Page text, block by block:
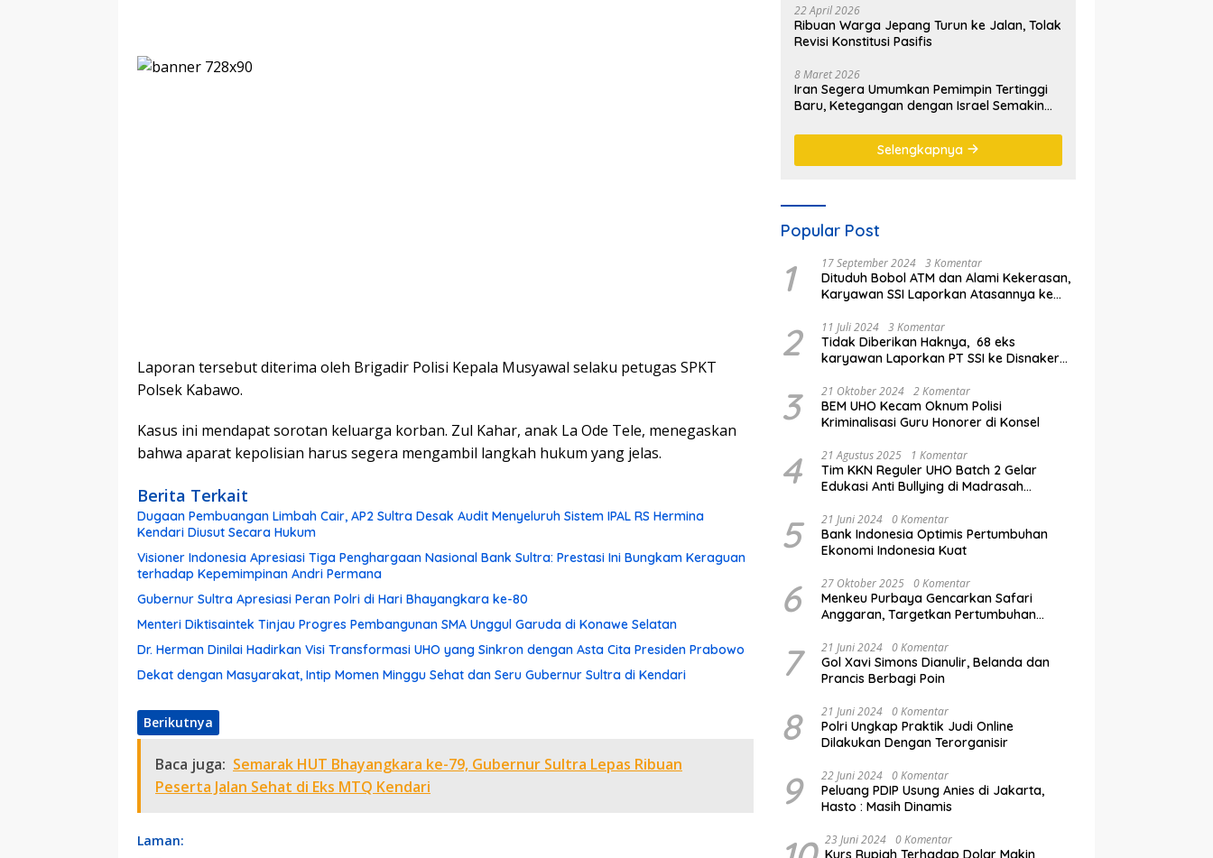
Laporan tersebut diterima oleh Brigadir Polisi Kepala Musyawal selaku petugas SPKT
Polsek Kabawo.
Kasus ini mendapat sorotan keluarga korban. Zul Kahar, anak La Ode Tele, menegaskan
bahwa aparat kepolisian harus segera mengambil langkah hukum yang jelas.
Berita Terkait
Dugaan Pembuangan Limbah Cair, AP2 Sultra Desak Audit Menyeluruh Sistem IPAL RS Hermina
Kendari Diusut Secara Hukum
Visioner Indonesia Apresiasi Tiga Penghargaan Nasional Bank Sultra: Prestasi Ini Bungkam Keraguan
terhadap Kepemimpinan Andri Permana
Gubernur Sultra Apresiasi Peran Polri di Hari Bhayangkara ke-80
Menteri Diktisaintek Tinjau Progres Pembangunan SMA Unggul Garuda di Konawe Selatan
Dr. Herman Dinilai Hadirkan Visi Transformasi UHO yang Sinkron dengan Asta Cita Presiden Prabowo
Dekat dengan Masyarakat, Intip Momen Minggu Sehat dan Seru Gubernur Sultra di Kendari
Berikutnya
Baca juga: Semarak HUT Bhayangkara ke-79, Gubernur Sultra Lepas Ribuan
Peserta Jalan Sehat di Eks MTQ Kendari
Laman:
22 April 2026
Ribuan Warga Jepang Turun ke Jalan, Tolak
Revisi Konstitusi Pasifis
8 Maret 2026
Iran Segera Umumkan Pemimpin Tertinggi
Baru, Ketegangan dengan Israel Semakin
Selengkapnya
Popular Post
1 17 September 2024 3 Komentar
Dituduh Bobol ATM dan Alami Kekerasan,
Karyawan SSI Laporkan Atasannya ke
2 11 Juli 2024 3 Komentar
Tidak Diberikan Haknya, 68 eks
karyawan Laporkan PT SSI ke Disnaker
3 21 Oktober 2024 2 Komentar
BEM UHO Kecam Oknum Polisi
Kriminalisasi Guru Honorer di Konsel
4 21 Agustus 2025 1 Komentar
Tim KKN Reguler UHO Batch 2 Gelar
Edukasi Anti Bullying di Madrasah
5 21 Juni 2024 0 Komentar
Bank Indonesia Optimis Pertumbuhan
Ekonomi Indonesia Kuat
6 27 Oktober 2025 0 Komentar
Menkeu Purbaya Gencarkan Safari
Anggaran, Targetkan Pertumbuhan
7 21 Juni 2024 0 Komentar
Gol Xavi Simons Dianulir, Belanda dan
Prancis Berbagi Poin
8 21 Juni 2024 0 Komentar
Polri Ungkap Praktik Judi Online
Dilakukan Dengan Terorganisir
9 22 Juni 2024 0 Komentar
Peluang PDIP Usung Anies di Jakarta,
Hasto : Masih Dinamis
23 Juni 2024 0 Komentar
Kurs Rupiah Terhadap Dolar Makin